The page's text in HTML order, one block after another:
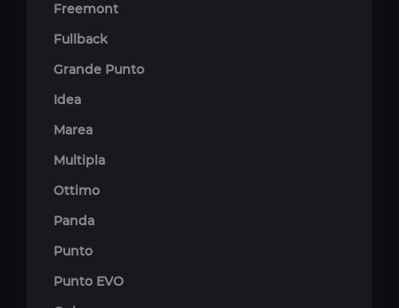
Freemont
Fullback
Grande Punto
Idea
Marea
Multipla
Ottimo
Panda
Punto
Punto EVO